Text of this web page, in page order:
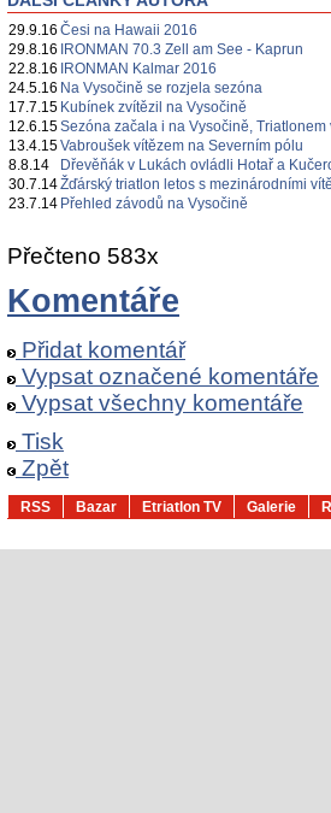
29.9.16 Česi na Hawaii 2016
29.8.16 IRONMAN 70.3 Zell am See - Kaprun
22.8.16 IRONMAN Kalmar 2016
24.5.16 Na Vysočině se rozjela sezóna
17.7.15 Kubínek zvítězil na Vysočině
12.6.15Sezóna začala i na Vysočině, Triatlonem
13.4.15Vabroušek vítězem na Severním pólu
8.8.14
Dřevěňák v Lukách ovládli Hotař a
30.7.14Žďárský triatlon letos s mezinárodními
23.7.14 Přehled závodů na Vysočině
Přečteno 583x
Komentáře
Přidat komentář
Vypsat označené komentáře
Vypsat všechny komentáře
Tisk
Zpět
RSS Bazar Etriatlon TV Galerie